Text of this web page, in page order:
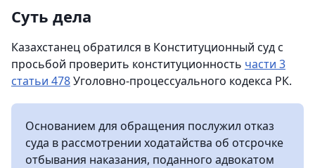
Суть дела
Казахстанец обратился в Конституционный суд с
просьбой проверить конституционность части 3
статьи 478Уголовно-процессуального кодекса РК.
Основанием для обращения послужил отказ
суда в рассмотрении ходатайства об отсрочке
отбывания наказания, поданного адвокатом